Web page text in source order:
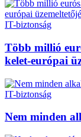
IT-biztonság
Több millió
kelet-európai
IT-biztonság
Nem minden